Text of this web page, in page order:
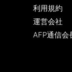
利用規約
運営会社
AFP通信会